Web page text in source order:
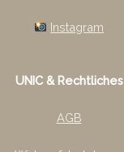
Instagram
UNIC & Rechtliches
AGB